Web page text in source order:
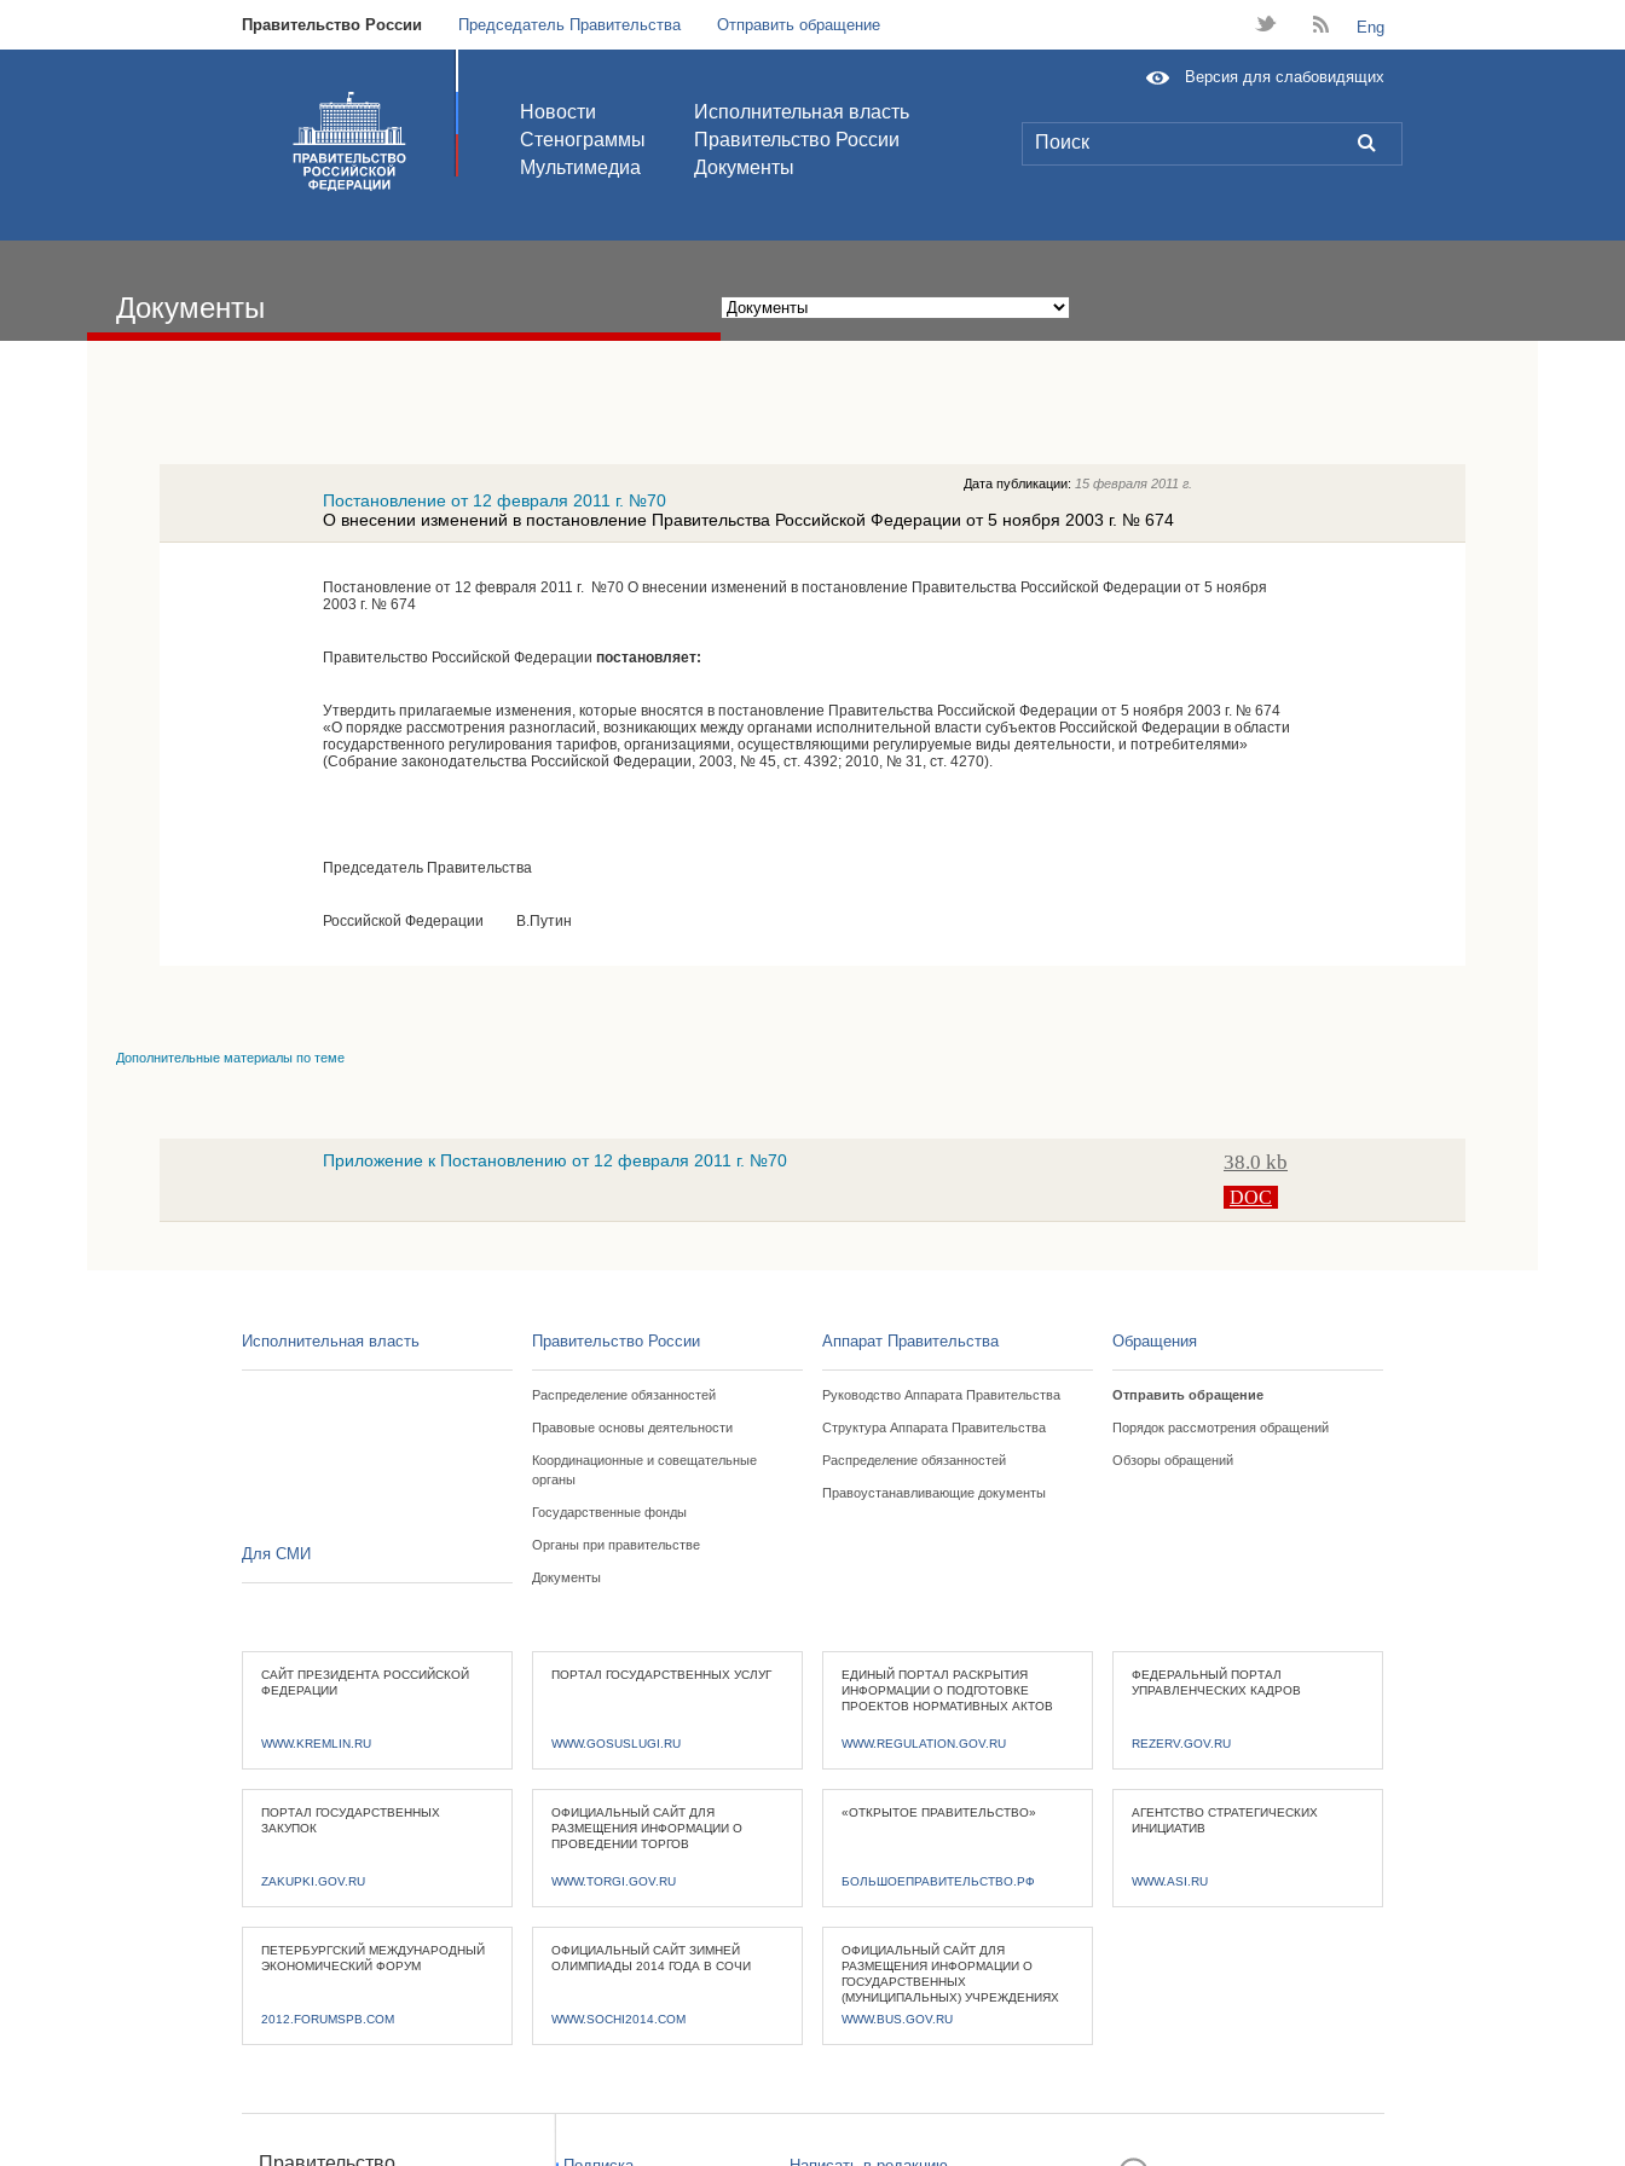
Правительство России Председатель Правительства Отправить обращение t B Eng
Новости
Стенограммы
Мультимедиа
Исполнительная власть
Правительство России
Документы
L
Версия для слабовидящих
Документы
Дата публикации: 15 февраля 2011 г.
Постановление от 12 февраля 2011 г. №70
О внесении изменений в постановление Правительства Российской Федерации от 5 ноября 2003 г. № 674
Постановление от 12 февраля 2011 г. №70 О внесении изменений в постановление Правительства Российской Федерации от 5 ноября
2003 г. № 674
Правительство Российской Федерации постановляет:
Утвердить прилагаемые изменения, которые вносятся в постановление Правительства Российской Федерации от 5 ноября 2003 г. № 674
«О порядке рассмотрения разногласий, возникающих между органами исполнительной власти субъектов Российской Федерации в области
государственного регулирования тарифов, организациями, осуществляющими регулируемые виды деятельности, и потребителями»
(Собрание законодательства Российской Федерации, 2003, № 45, ст. 4392; 2010, № 31, ст. 4270).
Председатель Правительства
Российской Федерации В.Путин
Дополнительные материалы по теме
Приложение к Постановлению от 12 февраля 2011 г. №70 38.0 kb
DOC
Исполнительная власть Правительство России
Распределение обязанностей
Правовые основы деятельности
Координационные и совещательные
органы
Государственные фонды
Органы при правительстве
Документы
Аппарат Правительства
Руководство Аппарата Правительства
Структура Аппарата Правительства
Распределение обязанностей
Правоустанавливающие документы
Обращения
Отправить обращение
Порядок рассмотрения обращений
Обзоры обращений
Для СМИ
САЙТ ПРЕЗИДЕНТА РОССИЙСКОЙ
ФЕДЕРАЦИИ
WWW.KREMLIN.RU
ПОРТАЛ ГОСУДАРСТВЕННЫХ УСЛУГ
WWW.GOSUSLUGI.RU
ЕДИНЫЙ ПОРТАЛ РАСКРЫТИЯ
ИНФОРМАЦИИ О ПОДГОТОВКЕ
ПРОЕКТОВ НОРМАТИВНЫХ АКТОВ
WWW.REGULATION.GOV.RU
ФЕДЕРАЛЬНЫЙ ПОРТАЛ
УПРАВЛЕНЧЕСКИХ КАДРОВ
REZERV.GOV.RU
ПОРТАЛ ГОСУДАРСТВЕННЫХ
ЗАКУПОК
ZAKUPKI.GOV.RU
ОФИЦИАЛЬНЫЙ САЙТ ДЛЯ
РАЗМЕЩЕНИЯ ИНФОРМАЦИИ О
ПРОВЕДЕНИИ ТОРГОВ
WWW.TORGI.GOV.RU
«ОТКРЫТОЕ ПРАВИТЕЛЬСТВО»
БОЛЬШОЕПРАВИТЕЛЬСТВО.РФ
АГЕНТСТВО СТРАТЕГИЧЕСКИХ
ИНИЦИАТИВ
WWW.ASI.RU
ПЕТЕРБУРГСКИЙ МЕЖДУНАРОДНЫЙ
ЭКОНОМИЧЕСКИЙ ФОРУМ
2012.FORUMSPB.COM
ОФИЦИАЛЬНЫЙ САЙТ ЗИМНЕЙ
ОЛИМПИАДЫ 2014 ГОДА В СОЧИ
WWW.SOCHI2014.COM
ОФИЦИАЛЬНЫЙ САЙТ ДЛЯ
РАЗМЕЩЕНИЯ ИНФОРМАЦИИ О
ГОСУДАРСТВЕННЫХ
(МУНИЦИПАЛЬНЫХ) УЧРЕЖДЕНИЯХ
WWW.BUS.GOV.RU